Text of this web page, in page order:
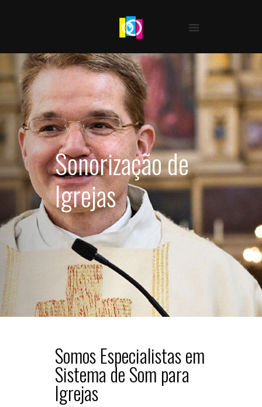
Sonorização de
Igrejas
Somos Especialistas em
Sistema de Som para
Igrejas